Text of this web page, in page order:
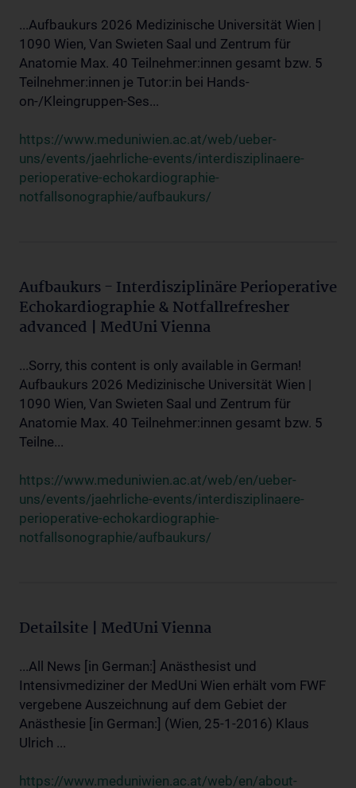
...Aufbaukurs 2026 Medizinische Universität Wien |
1090 Wien, Van Swieten Saal und Zentrum für
Anatomie Max. 40 Teilnehmer:innen gesamt bzw. 5
Teilnehmer:innen je Tutor:in bei Hands-
on-/Kleingruppen-Ses...
https://www.meduniwien.ac.at/web/ueber-
uns/events/jaehrliche-events/interdisziplinaere-
perioperative-echokardiographie-
notfallsonographie/aufbaukurs/
Aufbaukurs - Interdisziplinäre Perioperative
Echokardiographie & Notfallrefresher
advanced | MedUni Vienna
...Sorry, this content is only available in German!
Aufbaukurs 2026 Medizinische Universität Wien |
1090 Wien, Van Swieten Saal und Zentrum für
Anatomie Max. 40 Teilnehmer:innen gesamt bzw. 5
Teilne...
https://www.meduniwien.ac.at/web/en/ueber-
uns/events/jaehrliche-events/interdisziplinaere-
perioperative-echokardiographie-
notfallsonographie/aufbaukurs/
Detailsite | MedUni Vienna
...All News [in German:] Anästhesist und
Intensivmediziner der MedUni Wien erhält vom FWF
vergebene Auszeichnung auf dem Gebiet der
Anästhesie [in German:] (Wien, 25-1-2016) Klaus
Ulrich ...
https://www.meduniwien.ac.at/web/en/about-